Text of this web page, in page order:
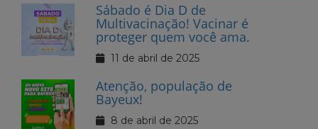
Sábado é Dia D de
Multivacinação! Vacinar é
proteger quem você ama.
11 de abril de 2025
Atenção, população de
Bayeux!
8 de abril de 2025